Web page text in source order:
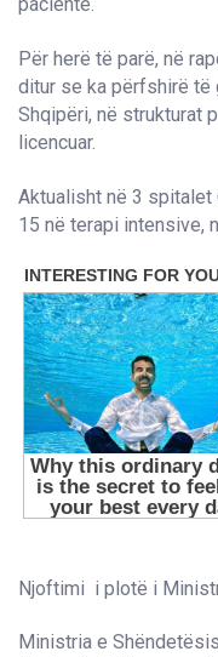
pacientë.
Për herë të parë, në
ditur se ka përfshirë të
Shqipëri, në strukturat
licencuar.
Aktualisht në 3 spitalet
15 në terapi intensive,
Njoftimi i plotë i
Ministria e